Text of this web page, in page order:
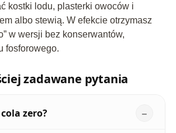
kostki lodu, plasterki owoców i
albo stewią. W efekcie otrzymasz
w wersji bez konserwantów,
fosforowego.
zadawane pytania
zero?